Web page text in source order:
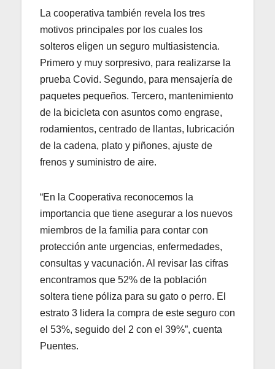
La cooperativa también revela los tres
motivos principales por los cuales los
solteros eligen un seguro multiasistencia.
Primero y muy sorpresivo, para realizarse la
prueba Covid. Segundo, para mensajería de
paquetes pequeños. Tercero, mantenimiento
de la bicicleta con asuntos como engrase,
rodamientos, centrado de llantas, lubricación
de la cadena, plato y piñones, ajuste de
frenos y suministro de aire.
“En la Cooperativa reconocemos la
importancia que tiene asegurar a los nuevos
miembros de la familia para contar con
protección ante urgencias, enfermedades,
consultas y vacunación. Al revisar las cifras
encontramos que 52% de la población
soltera tiene póliza para su gato o perro. El
estrato 3 lidera la compra de este seguro con
el 53%, seguido del 2 con el 39%”, cuenta
Puentes.